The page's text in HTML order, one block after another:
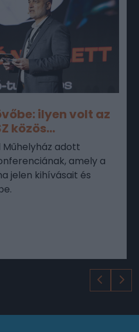
ilyen volt az
közös...
Műhelyház adott
amely a
jelen kihívásait és